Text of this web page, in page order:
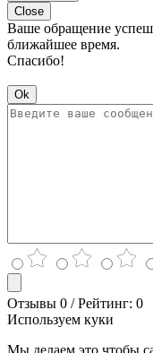
Close
Ваше обращение
ближайшее время.
Спасибо!
Ok
Отзывы 0 / Рейтинг: 0
Используем куки
Мы делаем это чтобы